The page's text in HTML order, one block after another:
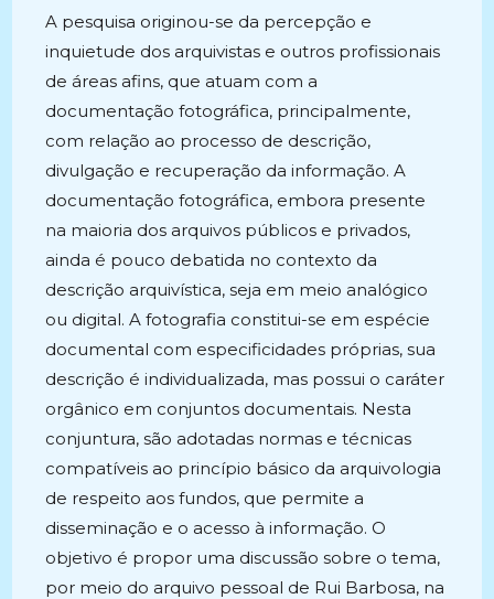
A pesquisa originou-se da percepção e
inquietude dos arquivistas e outros profissionais
de áreas afins, que atuam com a
documentação fotográfica, principalmente,
com relação ao processo de descrição,
divulgação e recuperação da informação. A
documentação fotográfica, embora presente
na maioria dos arquivos públicos e privados,
ainda é pouco debatida no contexto da
descrição arquivística, seja em meio analógico
ou digital. A fotografia constitui-se em espécie
documental com especificidades próprias, sua
descrição é individualizada, mas possui o caráter
orgânico em conjuntos documentais. Nesta
conjuntura, são adotadas normas e técnicas
compatíveis ao princípio básico da arquivologia
de respeito aos fundos, que permite a
disseminação e o acesso à informação. O
objetivo é propor uma discussão sobre o tema,
por meio do arquivo pessoal de Rui Barbosa, na